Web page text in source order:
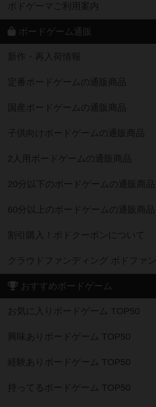
ボドゲーマご利用案内
ボードゲーム通販
新作・再入荷情報
定番ボードゲームの通販商品
国産ボードゲームの通販商品
子供向けボードゲームの通販商品
2人用ボードゲームの通販商品
20分以下のボードゲームの通販商品
60分以上のボードゲームの通販商品
割引購入！ボドクーポンについて
クラウドファンディング ボドファン
おすすめボードゲーム
お気に入りボードゲーム TOP50
興味ありボードゲーム TOP50
経験ありボードゲーム TOP50
持ってるボードゲーム TOP50